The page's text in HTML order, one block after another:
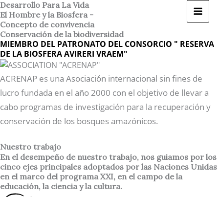
Ir
al
contenido
Desarrollo Para La Vida
El Hombre y la Biosfera -
Concepto de convivencia
Conservación de la biodiversidad
MIEMBRO DEL PATRONATO DEL CONSORCIO " RESERVA
DE LA BIOSFERA AVIRERI VRAEM"
ACRENAP es una Asociación internacional sin fines de
lucro fundada en el año 2000 con el objetivo de llevar a
cabo programas de investigación para la recuperación y
conservación de los bosques amazónicos.
Nuestro trabajo
En el desempeño de nuestro trabajo, nos guiamos por los
cinco ejes principales adoptados por las Naciones Unidas
en el marco del programa XXI, en el campo de la
educación, la ciencia y la cultura.